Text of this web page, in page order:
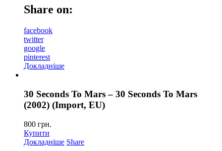
Share on:
facebook
twitter
google
pinterest
Докладніше
30 Seconds To Mars – 30 Seconds To Mars
(2002) (Import, EU)
800 грн.
Купити
Докладніше Share